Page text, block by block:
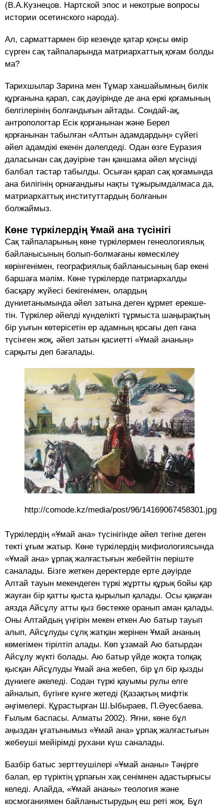
(В.А.Кузнецов. Нартской эпос и некотрые вопросы
истории осетинского народа).
Ал, сарматтармен бір кезеңде қатар қоңсы өмір
сүрген сақ тайпаларында матриархаттық қоғам болды
ма?
Тарихшылар Зарина мен Тұмар ханшайымның билік
құрғанына қарап, сақ дәуірінде де ана еркі қоғамының
белгілерінің болғандығын айтады. Сондай-ақ,
антропологтар Есік қорғанынан және Берел
қорғанынан табылған «Алтын адамдардың» сүйегі
әйел адамдікі екенін дәлелдеді. Одан өзге Еуразия
даласынан сақ дәуіріне тән қаншама әйел мүсінді
балбал тастар табылды. Осыған қарап сақ қоғамында
ана билігінің орнағандығы нақты тұжырымдалмаса да,
матриархаттық институттардың болғанын
болжаймыз.
Көне түркілердің Ұмай ана түсінігі
Сақ тайпаларының көне түркілермен генеологиялық
байланысының болып-болмағаны көмескілеу
көрінгенімен, географиялық байланысының бар екені
баршаға мәлім. Көне түркілерде патриархалды
басқару жүйесі бекігенімен, олардың
дүниетанымында әйел затына деген құрмет ерекше-
тін. Түркілер әйелді күнделікті тұрмыста шаңырақтың
бір уығын көтерісетін ер адамның қосағы деп ғана
түсінген жоқ, әйел затын қасиетті «Ұмай ананың»
сарқыты деп бағалады.
http://comode.kz/media/post/96/14169067458301.jpg
Түркілердің «Ұмай ана» түсінігінде әйел тегіне деген
текті ұғым жатыр. Көне түркілердің мифиологиясында
«Ұмай ана» ұрпақ жалғастығын жебейтін періште
саналады. Бізге жеткен деректерде ерте дәуірде
Алтай тауын мекендеген түркі жұртты құрық бойы қар
жауған бір қатты қыста қырылып қалады. Осы қақаған
аязда Айсұлу атты қыз бөстекке оранып аман қалады.
Оны Алтайдың үңгірін мекен еткен Аю батыр тауып
алып, Айсұлуды сұлқ жатқан жерінен Ұмай ананың
көмегімен тірілтіп алады. Көп ұзамай Аю батырдан
Айсұлу жүкті болады. Аю батыр үйде жоқта толқақ
қысқан Айсұлуды Ұмай ана жебеп, бір ұл бір қызды
дүниеге әкеледі. Содан түркі қауымы рулы елге
айналып, бүгінге күнге жетеді (Қазақтың мифтік
әңгімелері. Құрастырған Ш.Ыбыраев, П.Әуесбаева.
Ғылым баспасы. Алматы 2002). Яғни, көне бұл
аңыздан ұғатынымыз «Ұмай ана» ұрпақ жалғастығын
жебеуші мейірімді рухани күш саналады.
Базбір батыс зерттеушілері «Ұмай ананы» Тәңірге
балап, ер түріктің ұрпағын хақ сенімнен адастырғысы
келеді. Алайда, «Ұмай ананы» теология және
космоганиямен байланыстырудың еш реті жоқ. Бұл